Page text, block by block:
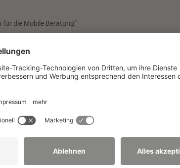
die Mobile Beratung“
- Personelle Unterrepräsentation der
Mechanismen, Handlungsoptionen (08/2022 -
Eliten?”